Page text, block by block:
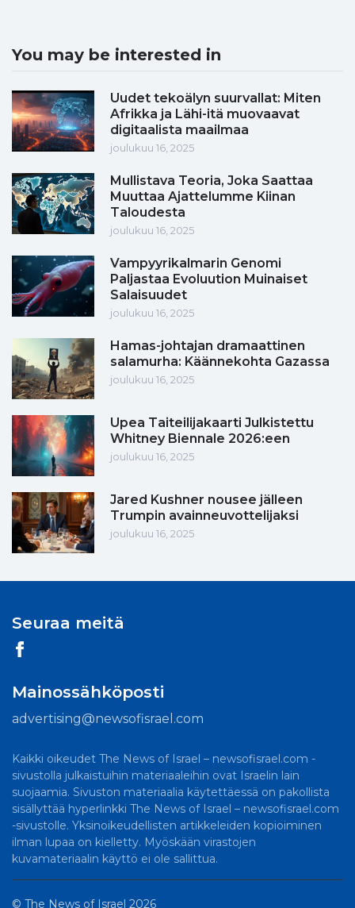
You may be interested in
Uudet tekoälyn suurvallat: Miten
Afrikka ja Lähi-itä muovaavat
digitaalista maailmaa
joulukuu 16, 2025
Mullistava Teoria, Joka Saattaa
Muuttaa Ajattelumme Kiinan
Taloudesta
joulukuu 16, 2025
Vampyyrikalmarin Genomi
Paljastaa Evoluution Muinaiset
Salaisuudet
joulukuu 16, 2025
Hamas-johtajan dramaattinen
salamurha: Käännekohta Gazassa
joulukuu 16, 2025
Upea Taiteilijakaarti Julkistettu
Whitney Biennale 2026:een
joulukuu 16, 2025
Jared Kushner nousee jälleen
Trumpin avainneuvottelijaksi
joulukuu 16, 2025
Seuraa meitä
Mainossähköposti
advertising@newsofisrael.com
Kaikki oikeudet The News of Israel – newsofisrael.com -
sivustolla julkaistuihin materiaaleihin ovat Israelin lain
suojaamia. Sivuston materiaalia käytettäessä on pakollista
sisällyttää hyperlinkki The News of Israel – newsofisrael.com
-sivustolle. Yksinoikeudellisten artikkeleiden kopioiminen
ilman lupaa on kielletty. Myöskään virastojen
kuvamateriaalin käyttö ei ole sallittua.
© The News of Israel 2026